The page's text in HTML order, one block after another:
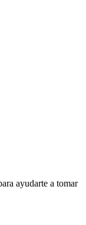
ayudarte a tomar